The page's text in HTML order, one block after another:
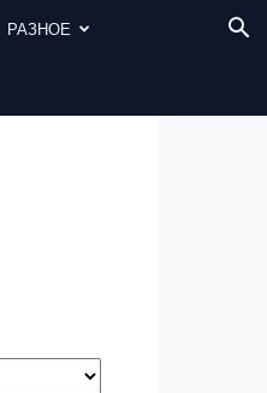
РАЗНОЕ